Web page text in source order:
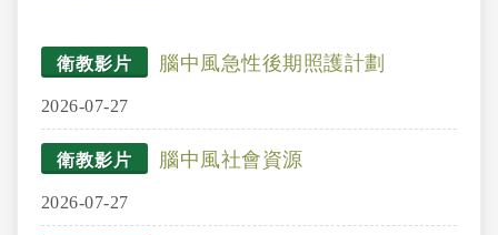
衛教影片 腦中風急性後期照護計劃
2026-07-27
衛教影片 腦中風社會資源
2026-07-27